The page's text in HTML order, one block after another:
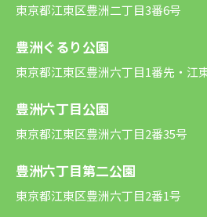
東京都江東区豊洲二丁目3番6号
豊洲ぐるり公園
東京都江東区豊洲六丁目1番先・江
豊洲六丁目公園
東京都江東区豊洲六丁目2番35号
豊洲六丁目第二公園
東京都江東区豊洲六丁目2番1号